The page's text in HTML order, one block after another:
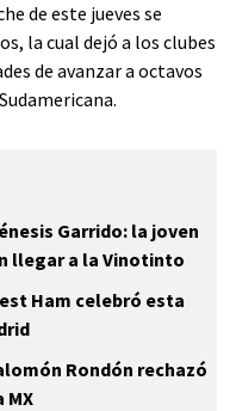
de este jueves se
la cual dejó a los clubes
de avanzar a octavos
Garrido: la joven
llegar a la Vinotinto
Ham celebró esta
Rondón rechazó
MX